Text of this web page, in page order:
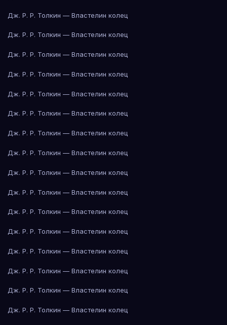
Дж. Р. Р. Толкин — Властелин колец
Дж. Р. Р. Толкин — Властелин колец
Дж. Р. Р. Толкин — Властелин колец
Дж. Р. Р. Толкин — Властелин колец
Дж. Р. Р. Толкин — Властелин колец
Дж. Р. Р. Толкин — Властелин колец
Дж. Р. Р. Толкин — Властелин колец
Дж. Р. Р. Толкин — Властелин колец
Дж. Р. Р. Толкин — Властелин колец
Дж. Р. Р. Толкин — Властелин колец
Дж. Р. Р. Толкин — Властелин колец
Дж. Р. Р. Толкин — Властелин колец
Дж. Р. Р. Толкин — Властелин колец
Дж. Р. Р. Толкин — Властелин колец
Дж. Р. Р. Толкин — Властелин колец
Дж. Р. Р. Толкин — Властелин колец